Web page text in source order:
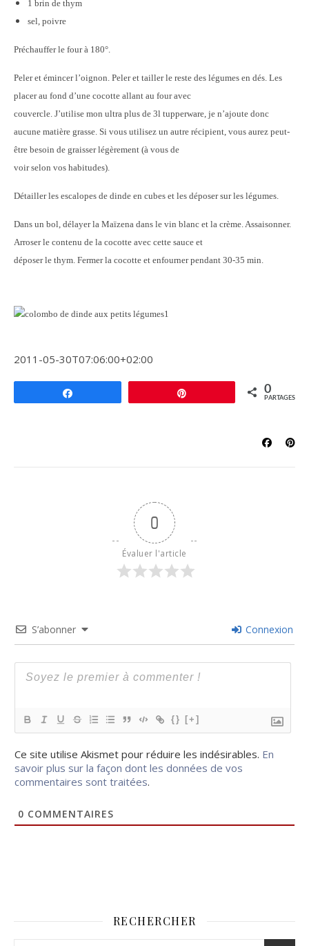
1 brin de thym
sel, poivre
Préchauffer le four à 180°.
Peler et émincer l’oignon. Peler et tailler le reste des légumes en dés. Les
placer au fond d’une cocotte allant au four avec
couvercle. J’utilise mon ultra plus de 3l tupperware, je n’ajoute donc
aucune matière grasse. Si vous utilisez un autre récipient, vous aurez peut-
être besoin de graisser légèrement (à vous de
voir selon vos habitudes).
Détailler les escalopes de dinde en cubes et les déposer sur les légumes.
Dans un bol, délayer la Maïzena dans le vin blanc et la crème. Assaisonner.
Arroser le contenu de la cocotte avec cette sauce et
déposer le thym. Fermer la cocotte et enfourner pendant 30-35 min.
2011-05-30T07:06:00+02:00
0
PARTAGES
0
Évaluer l'article
S’abonner Connexion
{} [+]
Ce site utilise Akismet pour réduire les indésirables. En
savoir plus sur la façon dont les données de vos
commentaires sont traitées.
0 COMMENTAIRES
RECHERCHER